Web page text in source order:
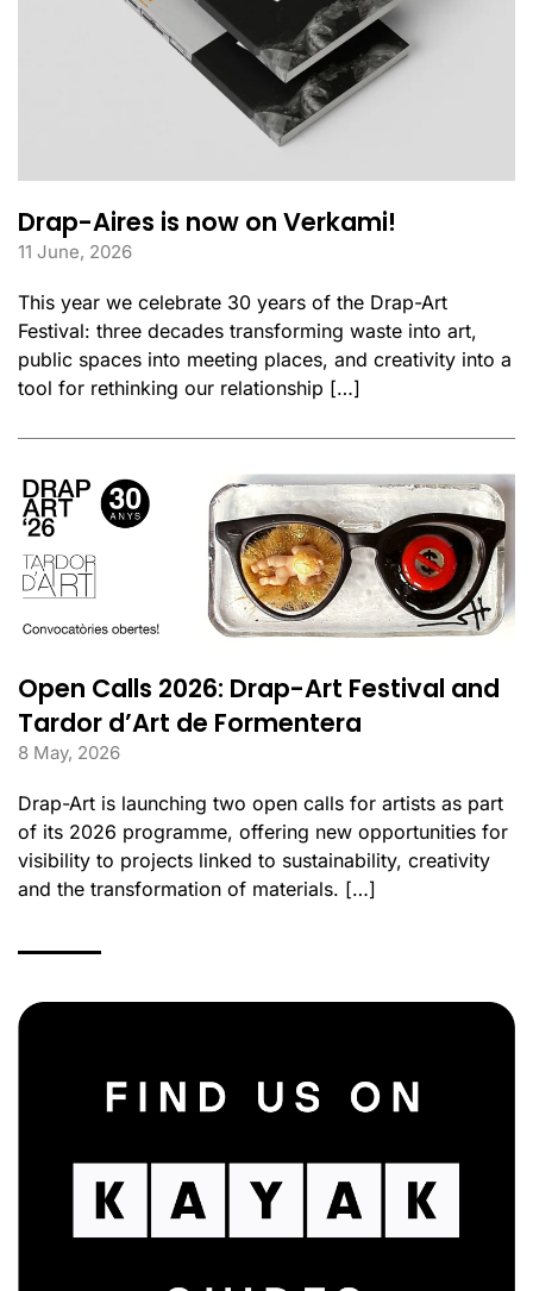
Drap-Aires is now on Verkami!
11 June, 2026
This year we celebrate 30 years of the Drap-Art
Festival: three decades transforming waste into art,
public spaces into meeting places, and creativity into a
tool for rethinking our relationship […]
Open Calls 2026: Drap-Art Festival and
Tardor d’Art de Formentera
8 May, 2026
Drap-Art is launching two open calls for artists as part
of its 2026 programme, offering new opportunities for
visibility to projects linked to sustainability, creativity
and the transformation of materials. […]